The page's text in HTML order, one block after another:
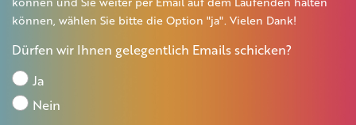
können, wählen Sie bitte die Option "ja". Vielen Dank!
Dürfen wir Ihnen gelegentlich Emails schicken?
Ja
Nein